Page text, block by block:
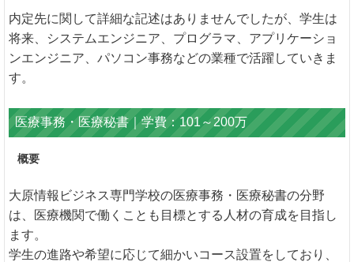
内定先に関して詳細な記述はありませんでしたが、学生は
将来、システムエンジニア、プログラマ、アプリケーショ
ンエンジニア、パソコン事務などの業種で活躍していきま
す。
医療事務・医療秘書｜学費：101～200万
概要
大原情報ビジネス専門学校の医療事務・医療秘書の分野
は、医療機関で働くことも目標とする人材の育成を目指し
ます。
学生の進路や希望に応じて細かいコース設置をしており、